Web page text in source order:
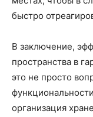
быстро
В заключение,
пространства в
это не просто
организация